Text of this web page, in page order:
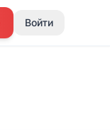
Войти